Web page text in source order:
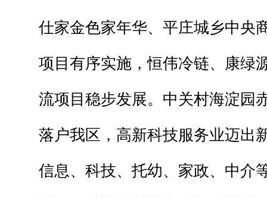
仕家金色家年华、平庄城乡中央
项目有序实施，恒伟冷链、康绿
流项目稳步发展。中关村海淀园
落户我区，高新科技服务业迈出
信息、科技、托幼、家政、中介